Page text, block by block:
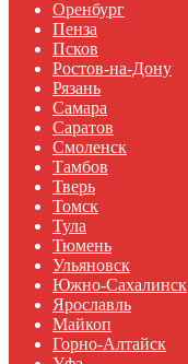
Оренбург
Пенза
Псков
Ростов-на-Дону
Рязань
Самара
Саратов
Смоленск
Тамбов
Тверь
Томск
Тула
Тюмень
Ульяновск
Южно-Сахалинск
Ярославль
Майкоп
Горно-Алтайск